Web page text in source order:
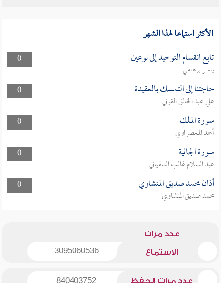
الأكثر استماعا لهذا الشهر
0 تابع انقسام التوحيد إلى نوعين
ياسر برهامي
0
حاجتنا إلى التمسك بالعقيدة
علي عبد الخالق القرني
0
سورة الملك
أحمد المعصراوي
0
سورة الجاثية
عبد السلام غالب السفياني
0
أذان محمد صديق المنشاوي
محمد صديق المنشاوي
عدد مرات
الاستماع 3095060536
عدد مرات الحفظ 840403752